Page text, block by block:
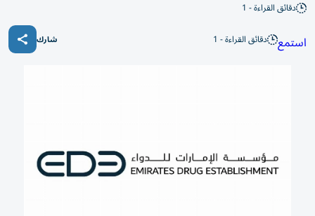
دقائق القراءة - 1
استمع دقائق القراءة - 1 شارك